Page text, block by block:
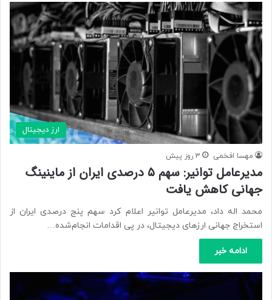
ارز دیجیتال
مهسا افخمی 3 روز پیش
مدیرعامل توانیر: سهم ۵ درصدی ایران از ماینینگ
جهانی کاهش یافت
محمد اله داد، مدیرعامل توانیر اعلام کرد سهم پنج درصدی ایران از
استخراج جهانی ارزهای دیجیتال، در پی اقدامات انجام‌شده…
ادامه خبر